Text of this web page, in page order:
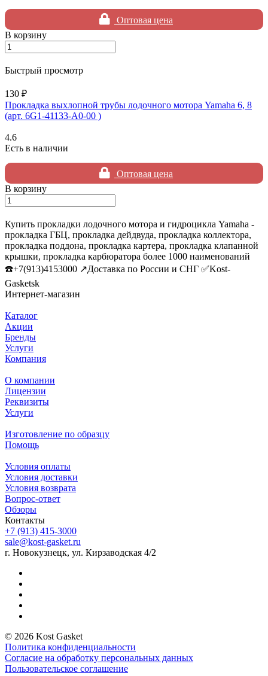
Оптовая цена
В корзину
Быстрый просмотр
130 ₽
Прокладка выхлопной трубы лодочного мотора Yamaha 6, 8
(арт. 6G1-41133-A0-00 )
4.6
Есть в наличии
Оптовая цена
В корзину
Купить прокладки лодочного мотора и гидроцикла Yamaha -
прокладка ГБЦ, прокладка дейдвуда, прокладка коллектора,
прокладка поддона, прокладка картера, прокладка клапанной
крышки, прокладка карбюратора более 1000 наименований
☎️+7(913)4153000 ↗️Доставка по России и СНГ ✅Kost-
Gasketsk
Интернет-магазин
Каталог
Акции
Бренды
Услуги
Компания
О компании
Лицензии
Реквизиты
Услуги
Изготовление по образцу
Помощь
Условия оплаты
Условия доставки
Условия возврата
Вопрос-ответ
Обзоры
Контакты
+7 (913) 415-3000
sale@kost-gasket.ru
г. Новокузнецк, ул. Кирзаводская 4/2
© 2026 Kost Gasket
Политика конфиденциальности
Согласие на обработку персональных данных
Пользовательское соглашение